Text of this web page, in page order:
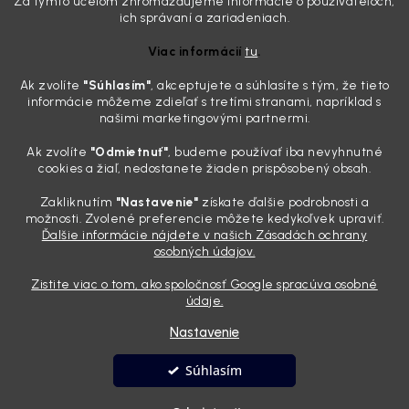
ich správaní a zariadeniach.
Viac informáciítu.
Ak zvolíte "Súhlasím", akceptujete a súhlasíte s tým, že tieto
informácie môžeme zdieľať s tretími stranami, napríklad s
našimi marketingovými partnermi.
Ak zvolíte "Odmietnuť", budeme používať iba nevyhnutné
cookies a žiaľ, nedostanete žiaden prispôsobený obsah.
Zakliknutím "Nastavenie" získate ďalšie podrobnosti a
možnosti. Zvolené preferencie môžete kedykoľvek upraviť.
Ďalšie informácie nájdete v našich Zásadách ochrany
osobných údajov.
Zistite viac o tom, ako spoločnosť Google spracúva osobné
údaje.
Nastavenie
Súhlasím
Zabudnite na handru. Ak chcete mať auto naozaj čisté,
Poznáte ten moment. Vonku svieti slnko, vy sedíte v čerstvo
„upratanom“ aute, no pri pohľade na palubnú dosku vás ide poraziť. V
mriežkach ventilácie, okolo tlačidiel a v švíkoch sedačiek na vás stále
drzo pozerá prach. Handra ani vysávač tam jednodu...
Detailing nemusí stáť výplatu: 5 kúskov autokozmetiky,
31.7.2026
Sobotné ráno, káva v ruke a pred vami zaprášená kapota. Pre
niekoho nuda, pre nás najlepší relax. Lenže keď si v košíku spočítate
pokaziť náladu. Dobrá správa je, že aj profi výbava ...
Vytvoril Shoptet